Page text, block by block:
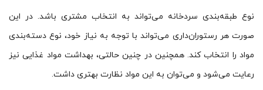
نوع طبقه‌بندی سردخانه می‌تواند به انتخاب مشتری باشد. در این
صورت هر رستوران‌داری می‌تواند با توجه به نیاز خود، نوع دسته‌بندی
مواد را انتخاب کند. همچنین در چنین حالتی، بهداشت مواد غذایی نیز
رعایت می‌شود و می‌توان به این مواد نظارت بهتری داشت.